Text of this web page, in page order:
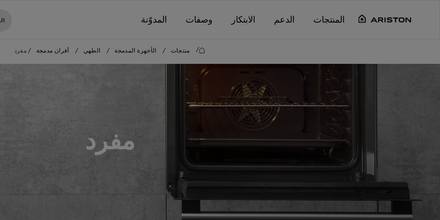
المنتجات الدعم الابتكار وصفات المدوّنة
/ منتجات / الأجهزة المدمجة / الطهي / أفران مدمجة / مفرد
مفرد